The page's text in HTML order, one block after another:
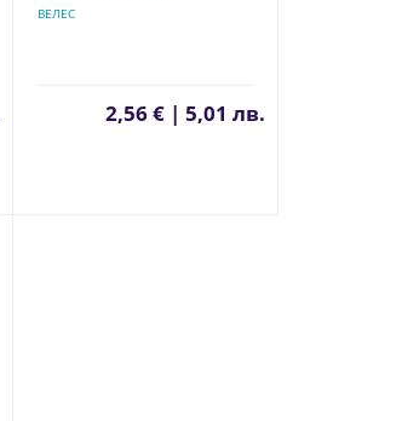
ВЕЛЕС
2,56 € | 5,01 лв.